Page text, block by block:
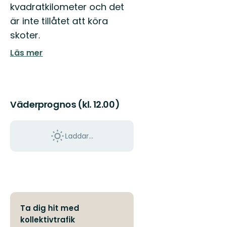
kvadratkilometer och det
är inte tillåtet att köra
skoter.
Läs mer
Väderprognos (kl. 12.00)
Laddar...
Ta dig hit med
kollektivtrafik